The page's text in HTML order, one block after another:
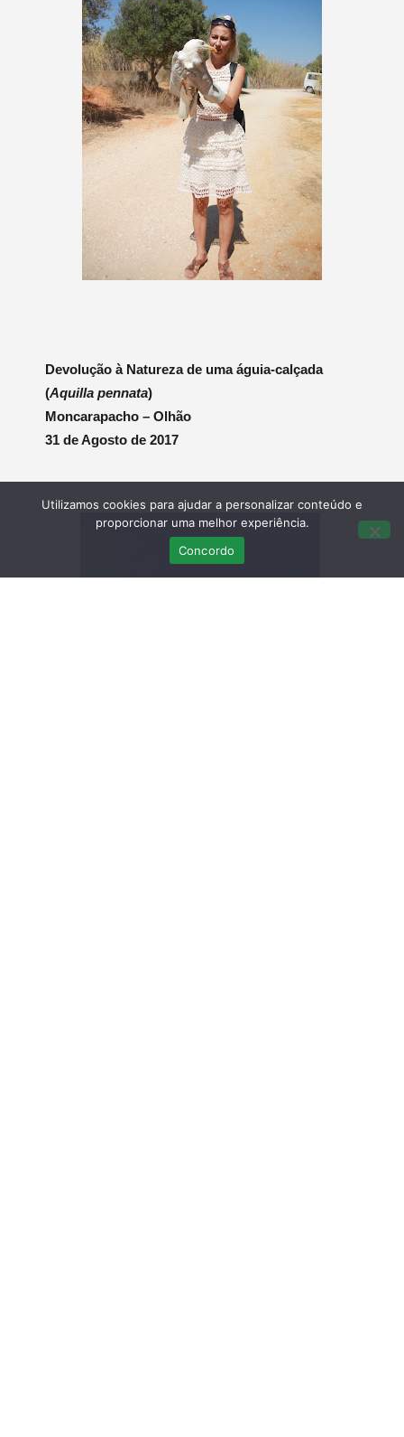
Devolução à Natureza de uma águia-calçada
(Aquilla pennata)
Moncarapacho – Olhão
31 de Agosto de 2017
Utilizamos cookies para ajudar a personalizar conteúdo e
proporcionar uma melhor experiência.
Concordo